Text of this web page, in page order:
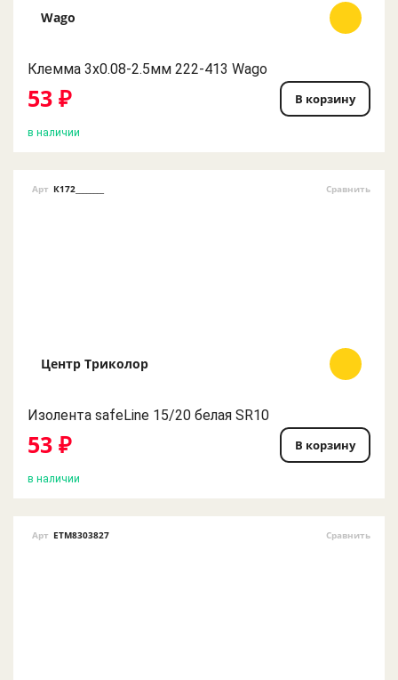
Wago
Клемма 3х0.08-2.5мм 222-413 Wago
53 ₽ В корзину
в наличии
Арт К172________ Сравнить
Центр Триколор
Изолента safeLine 15/20 белая SR10
53 ₽ В корзину
в наличии
Арт ETM8303827 Сравнить